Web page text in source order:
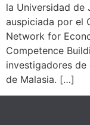
la Universidad de
auspiciada por el
Network for
Competence
investigadores de
de Malasia. […]